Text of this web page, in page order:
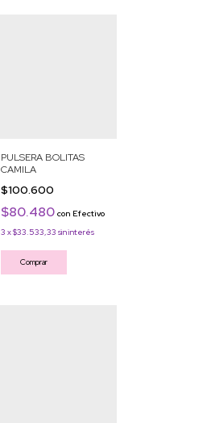
PULSERA BOLITAS
CAMILA
$100.600
$80.480 con Efectivo
3 x$33.533,33 sin interés
Comprar